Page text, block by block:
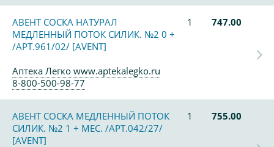
АВЕНТ СОСКА НАТУРАЛ
МЕДЛЕННЫЙ ПОТОК СИЛИК. №2 0 +
/АРТ.961/02/ [AVENT]
1 747.00
Аптека Легко www.aptekalegko.ru
8-800-500-98-77
АВЕНТ СОСКА МЕДЛЕННЫЙ ПОТОК
СИЛИК. №2 1 + МЕС. /АРТ.042/27/
[AVENT]
1 755.00